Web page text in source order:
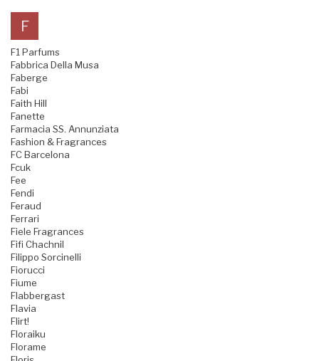
F
F1 Parfums
Fabbrica Della Musa
Faberge
Fabi
Faith Hill
Fanette
Farmacia SS. Annunziata
Fashion & Fragrances
FC Barcelona
Fcuk
Fee
Fendi
Feraud
Ferrari
Fiele Fragrances
Fifi Chachnil
Filippo Sorcinelli
Fiorucci
Fiume
Flabbergast
Flavia
Flirt!
Floraiku
Florame